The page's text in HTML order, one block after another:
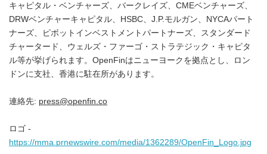
キャピタル・ベンチャーズ、バークレイズ、CMEベンチャーズ、
DRWベンチャーキャピタル、HSBC、J.P.モルガン、NYCAパート
ナーズ、ピボットインベストメントパートナーズ、スタンダード
チャータード、ウェルズ・ファーゴ・ストラテジック・キャピタ
ル等が挙げられます。OpenFinはニューヨークを拠点とし、ロン
ドンに支社、香港に駐在所があります。
連絡先: press@openfin.co
ロゴ -
https://mma.prnewswire.com/media/1362289/OpenFin_Logo.jpg